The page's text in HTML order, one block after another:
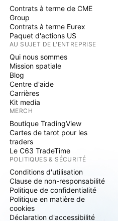
Contrats à terme de CME
Group
Contrats à terme Eurex
Paquet d'actions US
AU SUJET DE L'ENTREPRISE
Qui nous sommes
Mission spatiale
Blog
Centre d'aide
Carrières
Kit media
MERCH
Boutique TradingView
Cartes de tarot pour les
traders
Le C63 TradeTime
POLITIQUES & SÉCURITÉ
Conditions d'utilisation
Clause de non-responsabilité
Politique de confidentialité
Politique en matière de
cookies
Déclaration d'accessibilité